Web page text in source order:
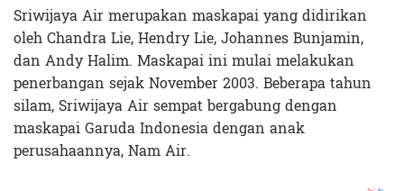
Sriwijaya Air merupakan maskapai yang didirikan
oleh Chandra Lie, Hendry Lie, Johannes Bunjamin,
dan Andy Halim. Maskapai ini mulai melakukan
penerbangan sejak November 2003. Beberapa tahun
silam, Sriwijaya Air sempat bergabung dengan
maskapai Garuda Indonesia dengan anak
perusahaannya, Nam Air.